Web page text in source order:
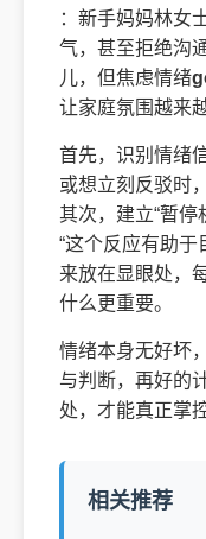
：新手妈妈林女
气，甚至拒绝沟
儿，但焦虑情绪
让家庭氛围越来
首先，识别情绪
或想立刻反驳时
其次，建立“暂
“这个反应有助于
来放在显眼处，
什么更重要。
情绪本身无好坏
与判断，再好的
处，才能真正掌
相关推荐